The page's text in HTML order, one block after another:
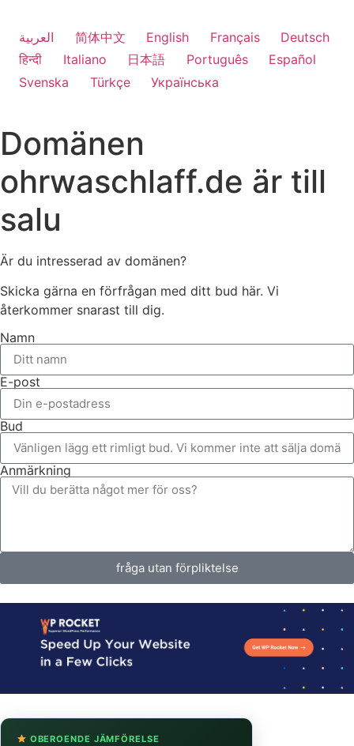
العربية 简体中文 English Français
Deutsch
हिन्दी
Italiano 日本語 Português
Español
Svenska
Türkçe Українська
Domänen
ohrwaschlaff.de är till
salu
Är du intresserad av domänen?
Skicka gärna en förfrågan med ditt bud här. Vi
återkommer snarast till dig.
Namn
E-post
Bud
Anmärkning
fråga utan förpliktelse
OBEROENDE JÄMFÖRELSE